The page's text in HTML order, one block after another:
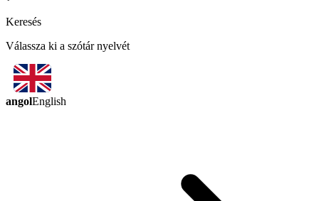
Keresés
Válassza ki a szótár nyelvét
angolEnglish